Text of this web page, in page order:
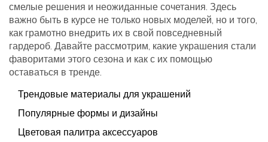
смелые решения и неожиданные сочетания. Здесь
важно быть в курсе не только новых моделей, но и того,
как грамотно внедрить их в свой повседневный
гардероб. Давайте рассмотрим, какие украшения стали
фаворитами этого сезона и как с их помощью
оставаться в тренде.
Трендовые материалы для украшений
Популярные формы и дизайны
Цветовая палитра аксессуаров